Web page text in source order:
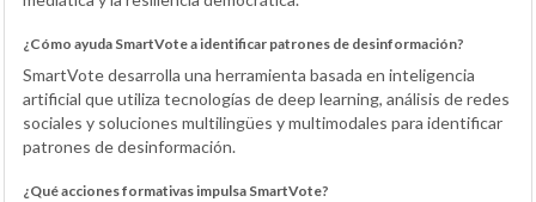
¿Cómo ayuda SmartVote a identificar patrones de desinformación?
SmartVote desarrolla una herramienta basada en inteligencia
artificial que utiliza tecnologías de deep learning, análisis de redes
sociales y soluciones multilingües y multimodales para identificar
patrones de desinformación.
¿Qué acciones formativas impulsa SmartVote?